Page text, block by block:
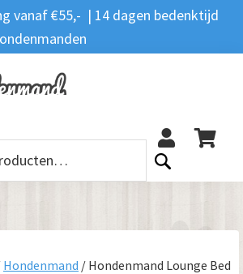
vanaf €55,- | 14 dagen bedenktijd
Hondenmand / Hondenmand Lounge Bed